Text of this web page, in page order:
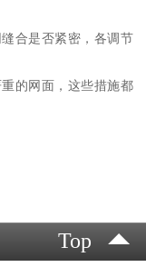
合是否紧密，各调节
的网面，这些措施都
Top